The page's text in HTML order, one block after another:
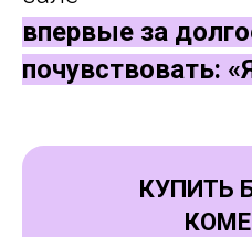
впервые за
почувствовать:
КУПИТЬ